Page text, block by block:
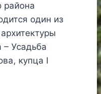
района
один из
– Усадьба
купца I